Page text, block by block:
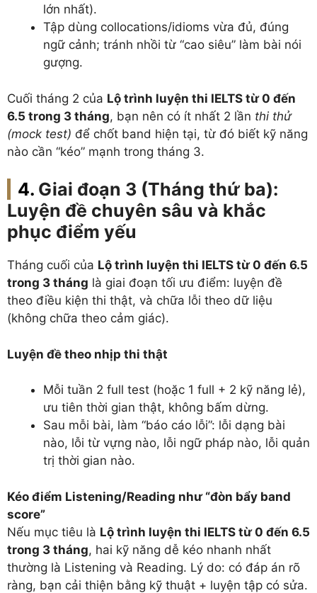
lớn nhất).
Tập dùng collocations/idioms vừa đủ, đúng
ngữ cảnh; tránh nhồi từ “cao siêu” làm bài nói
gượng.
Cuối tháng 2 của Lộ trình luyện thi IELTS từ 0 đến
6.5 trong 3 tháng, bạn nên có ít nhất 2 lần thi thử
(mock test) để chốt band hiện tại, từ đó biết kỹ năng
nào cần “kéo” mạnh trong tháng 3.
Giai đoạn 3 (Tháng thứ ba):
Luyện đề chuyên sâu và khắc
phục điểm yếu
Tháng cuối của Lộ trình luyện thi IELTS từ 0 đến 6.5
trong 3 tháng là giai đoạn tối ưu điểm: luyện đề
theo điều kiện thi thật, và chữa lỗi theo dữ liệu
(không chữa theo cảm giác).
Luyện đề theo nhịp thi thật
Mỗi tuần 2 full test (hoặc 1 full + 2 kỹ năng lẻ),
ưu tiên thời gian thật, không bấm dừng.
Sau mỗi bài, làm “báo cáo lỗi”: lỗi dạng bài
nào, lỗi từ vựng nào, lỗi ngữ pháp nào, lỗi quản
trị thời gian nào.
Kéo điểm Listening/Reading như “đòn bẩy band
score”
Nếu mục tiêu là Lộ trình luyện thi IELTS từ 0 đến 6.5
trong 3 tháng, hai kỹ năng dễ kéo nhanh nhất
thường là Listening và Reading. Lý do: có đáp án rõ
ràng, bạn cải thiện bằng kỹ thuật + luyện tập có sửa.